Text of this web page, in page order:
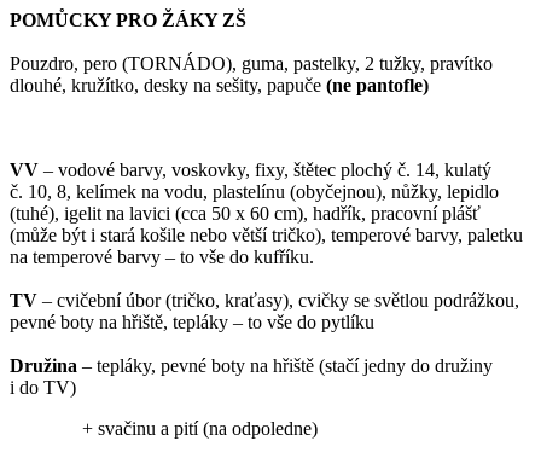
POMŮCKY PRO ŽÁKY ZŠ
Pouzdro, pero (TORNÁDO), guma, pastelky, 2 tužky, pravítko
dlouhé, kružítko, desky na sešity, papuče (ne pantofle)
VV – vodové barvy, voskovky, fixy, štětec plochý č. 14, kulatý
č. 10, 8, kelímek na vodu, plastelínu (obyčejnou), nůžky, lepidlo
(tuhé), igelit na lavici (cca 50 x 60 cm), hadřík, pracovní plášť
(může být i stará košile nebo větší tričko), temperové barvy, paletku
na temperové barvy – to vše do kufříku.
TV – cvičební úbor (tričko, kraťasy), cvičky se světlou podrážkou,
pevné boty na hřiště, tepláky – to vše do pytlíku
Družina – tepláky, pevné boty na hřiště (stačí jedny do družiny
i do TV)
+ svačinu a pití (na odpoledne)